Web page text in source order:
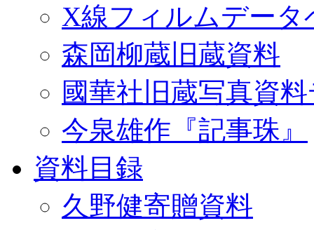
X線フィルムデータ
森岡柳蔵旧蔵資料
國華社旧蔵写真資
今泉雄作『記事珠』
資料目録
久野健寄贈資料